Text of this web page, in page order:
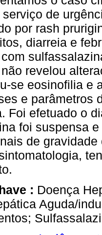
serviço de
por rash
diarreia e
revelou
se eosinofilia e
e parâmetros
Foi efetuado o
foi suspensa
de
: Doença
Aguda/